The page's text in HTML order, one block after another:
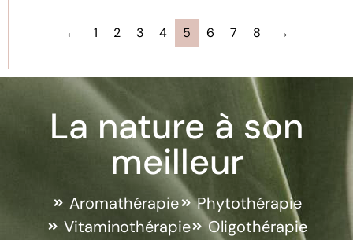
← 1 2 3 4 5 6 7 8 →
La nature à son
meilleur
Aromathérapie
Phytothérapie
Vitaminothérapie
Oligothérapie